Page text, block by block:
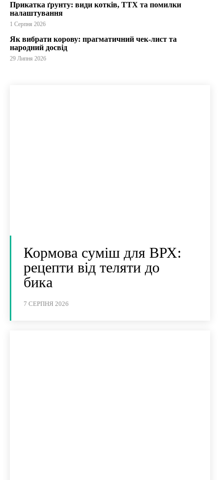
Прикатка ґрунту: види котків, ТТХ та помилки
налаштування
1 Серпня 2026
Як вибрати корову: прагматичний чек-лист та
народний досвід
29 Липня 2026
Кормова суміш для ВРХ:
рецепти від теляти до
бика
7 СЕРПНЯ 2026